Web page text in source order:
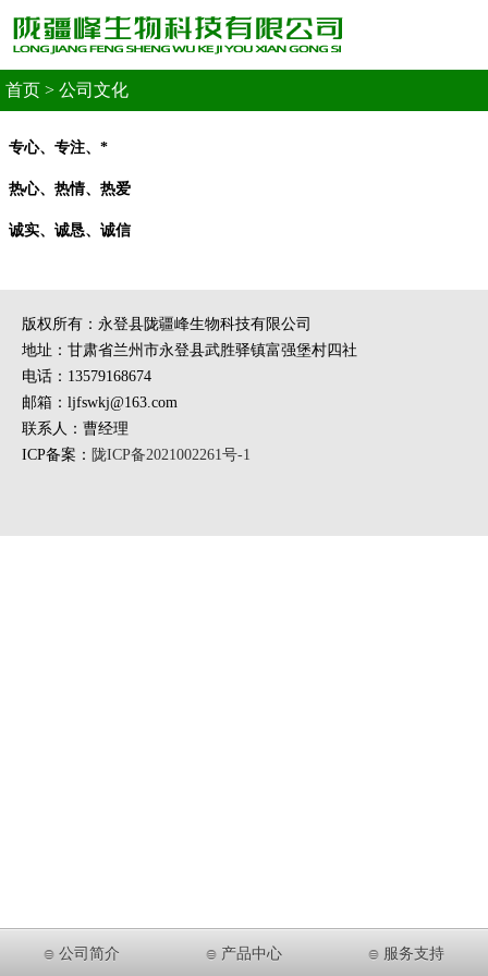
首页 > 公司文化
专心、专注、*
热心、热情、热爱
诚实、诚恳、诚信
版权所有：永登县陇疆峰生物科技有限公司
地址：甘肃省兰州市永登县武胜驿镇富强堡村四社
电话：13579168674
邮箱：ljfswkj@163.com
联系人：曹经理
ICP备案： 陇ICP备2021002261号-1
公司简介 产品中心 服务支持